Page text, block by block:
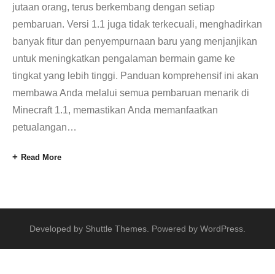
jutaan orang, terus berkembang dengan setiap
pembaruan. Versi 1.1 juga tidak terkecuali, menghadirkan
banyak fitur dan penyempurnaan baru yang menjanjikan
untuk meningkatkan pengalaman bermain game ke
tingkat yang lebih tinggi. Panduan komprehensif ini akan
membawa Anda melalui semua pembaruan menarik di
Minecraft 1.1, memastikan Anda memanfaatkan
petualangan…
Read More
Developed by Shuttle Themes . Powered by WordPress